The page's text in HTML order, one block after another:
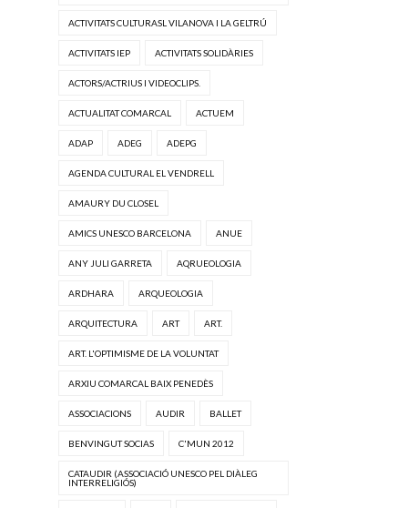
ACTIVITATS CULTURASL VILANOVA I LA GELTRÚ
ACTIVITATS IEP ACTIVITATS SOLIDÀRIES
ACTORS/ACTRIUS I VIDEOCLIPS.
ACTUALITAT COMARCAL ACTUEM
ADAP ADEG ADEPG
AGENDA CULTURAL EL VENDRELL
AMAURY DU CLOSEL
AMICS UNESCO BARCELONA ANUE
ANY JULI GARRETA AQRUEOLOGIA
ARDHARA ARQUEOLOGIA
ARQUITECTURA ART ART.
ART. L'OPTIMISME DE LA VOLUNTAT
ARXIU COMARCAL BAIX PENEDÈS
ASSOCIACIONS AUDIR BALLET
BENVINGUT SOCIAS C'MUN 2012
CATAUDIR (ASSOCIACIÓ UNESCO PEL DIÀLEG
INTERRELIGIÓS)